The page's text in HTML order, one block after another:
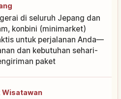
di seluruh Jepang dan
konbini (minimarket)
untuk perjalanan Anda—
dan kebutuhan sehari-
paket
Wisatawan